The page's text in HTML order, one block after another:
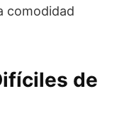
comodidad
de